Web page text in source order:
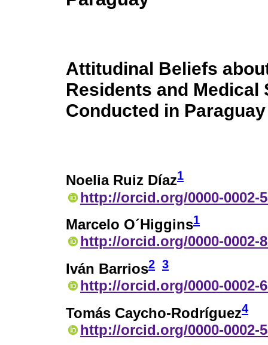
Attitudinal Beliefs
Residents and
Conducted in Paraguay
Noelia Ruiz Díaz1
http://orcid.org/0000-0002-
Marcelo O´Higgins1
http://orcid.org/0000-0002-
Iván Barrios2 3
http://orcid.org/0000-0002-
Tomás Caycho-Rodríguez4
http://orcid.org/0000-0002-